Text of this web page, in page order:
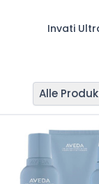
Invati
Alle